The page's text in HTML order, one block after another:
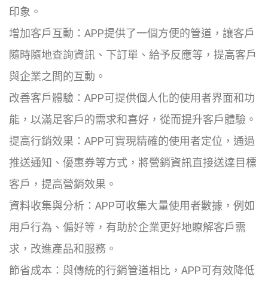
印象。
增加客戶互動：APP提供了一個方便的管道，讓客戶
隨時隨地查詢資訊、下訂單、給予反應等，提高客戶
與企業之間的互動。
改善客戶體驗：APP可提供個人化的使用者界面和功
能，以滿足客戶的需求和喜好，從而提升客戶體驗。
提高行銷效果：APP可實現精確的使用者定位，通過
推送通知、優惠券等方式，將營銷資訊直接送達目標
客戶，提高營銷效果。
資料收集與分析：APP可收集大量使用者數據，例如
用戶行為、偏好等，有助於企業更好地瞭解客戶需
求，改進產品和服務。
節省成本：與傳統的行銷管道相比，APP可有效降低